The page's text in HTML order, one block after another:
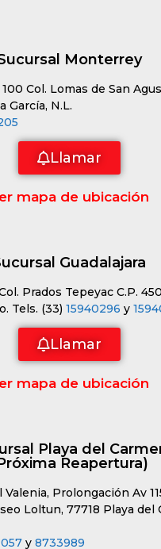
Monterrey
Col. Lomas de San
García, N.L.
Llamar
mapa de ubicación
Guadalajara
Prados Tepeyac C.P.
Tels. (33) 15940296 y
Llamar
mapa de ubicación
Playa del
Reapertura)
Prolongación Av
Loltun, 77718 Playa del
y 8733989